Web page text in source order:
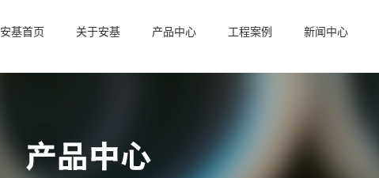
安基首页 关于安基 产品中心 工程案例 新闻中心